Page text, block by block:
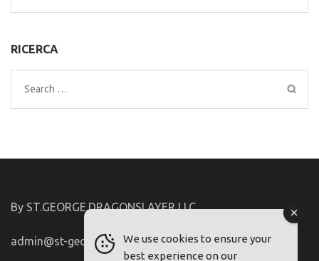
for:
RICERCA
Search
for:
By ST.GEORGE.DRAGONSLAYER LLC
admin@st-george-dragonslayer.comWe use cookies to ensure your
best experience on our